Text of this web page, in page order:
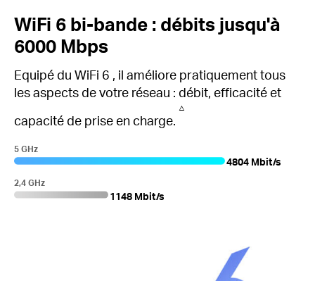
WiFi 6 bi-bande : débits jusqu'à
6000 Mbps
Equipé du WiFi 6 , il améliore pratiquement tous
les aspects de votre réseau : débit, efficacité et
capacité de prise en charge.
△
5 GHz
4804 Mbit/s
2,4 GHz
1148 Mbit/s